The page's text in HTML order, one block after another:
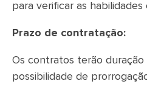
para verificar as
Prazo de contratação:
Os contratos terão duração
possibilidade de